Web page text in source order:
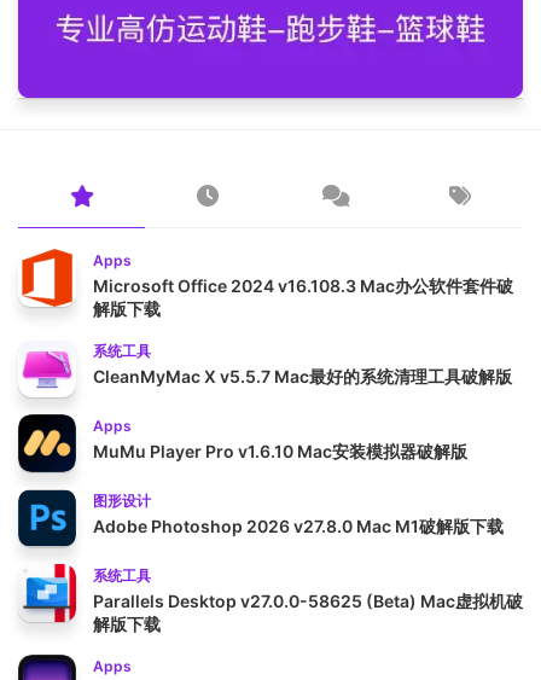
Apps
Microsoft Office 2024 v16.108.3 Mac办公软件套件破
解版下载
系统工具
CleanMyMac X v5.5.7 Mac最好的系统清理工具破解版
Apps
MuMu Player Pro v1.6.10 Mac安装模拟器破解版
图形设计
Adobe Photoshop 2026 v27.8.0 Mac M1破解版下载
系统工具
Parallels Desktop v27.0.0-58625 (Beta) Mac虚拟机破
解版下载
Apps